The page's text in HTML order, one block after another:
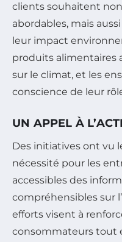
clients souhaitent
abordables, mais
leur impact
produits alimentaires
sur le climat, et les
conscience de leur
UN APPEL À
Des initiatives ont vu
nécessité pour les
accessibles des
compréhensibles sur
efforts visent à
consommateurs tout